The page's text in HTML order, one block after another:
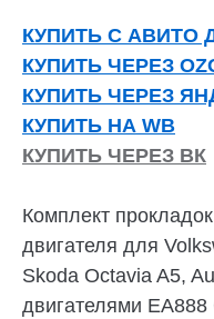
КУПИТЬ С АВИТО
КУПИТЬ ЧЕРЕЗ
КУПИТЬ ЧЕРЕЗ
КУПИТЬ НА WB
КУПИТЬ ЧЕРЕЗ ВК
Комплект
двигателя для
Skoda Octavia A5,
двигателями